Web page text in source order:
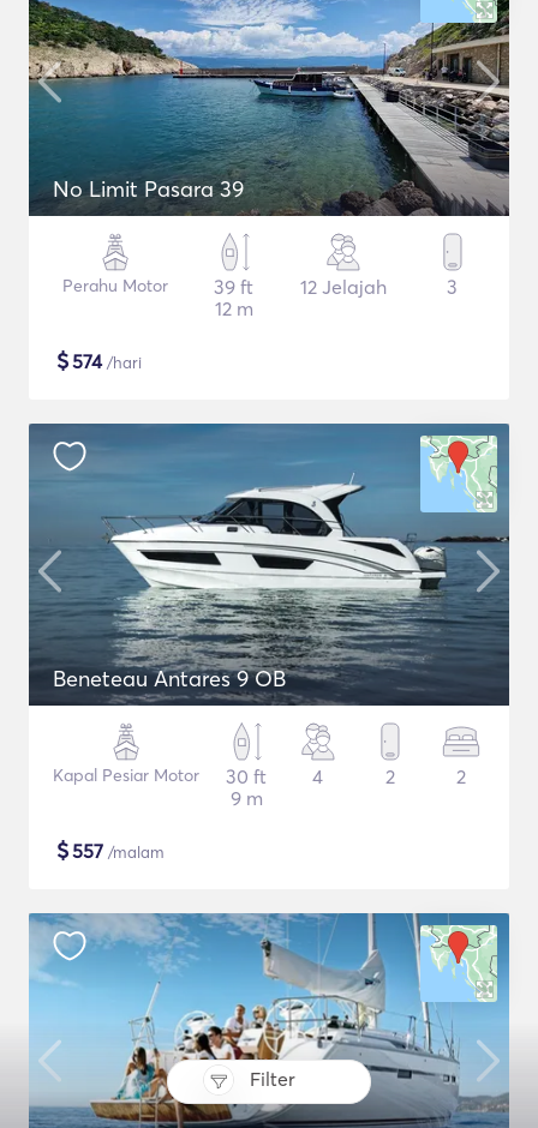
Filter
No Limit Pasara 39
Perahu Motor
39 ft
12 m
12 Jelajah 3
$574/hari
Beneteau Antares 9 OB
Kapal Pesiar Motor
30 ft
9 m
4 2 2
$557 /malam